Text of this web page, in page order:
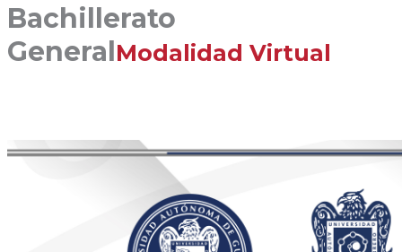
Bachillerato
GeneralModalidad Virtual